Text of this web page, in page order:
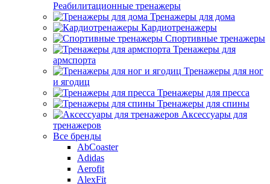
Реабилитационные тренажеры
Тренажеры для дома
Кардиотренажеры
Спортивные тренажеры
Тренажеры для
армспорта
Тренажеры для ног
и ягодиц
Тренажеры для пресса
Тренажеры для спины
Аксессуары для
тренажеров
Все бренды
AbCoaster
Adidas
Aerofit
AlexFit